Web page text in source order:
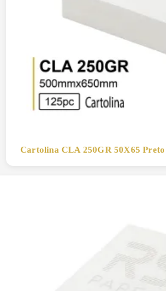
Cartolina CLA 250GR 50X65 Preto